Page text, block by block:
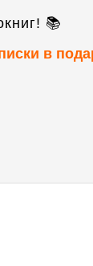
📚
в